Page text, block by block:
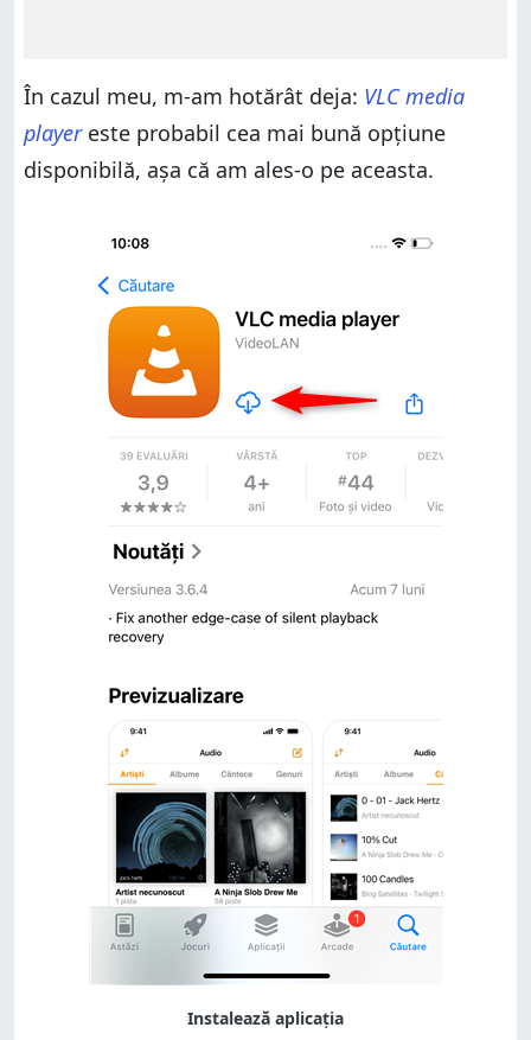
În cazul meu, m-am hotărât deja: VLC media
playereste probabil cea mai bună opțiune
disponibilă, așa că am ales-o pe aceasta.